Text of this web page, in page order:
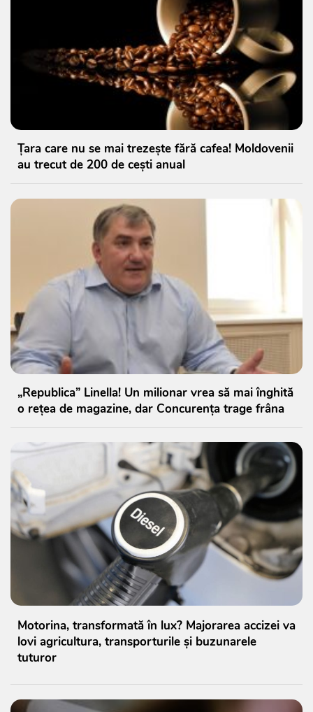
Țara care nu se mai trezește fără cafea! Moldovenii
au trecut de 200 de cești anual
„Republica” Linella! Un milionar vrea să mai înghită
o rețea de magazine, dar Concurența trage frâna
Motorina, transformată în lux? Majorarea accizei va
lovi agricultura, transporturile și buzunarele
tuturor